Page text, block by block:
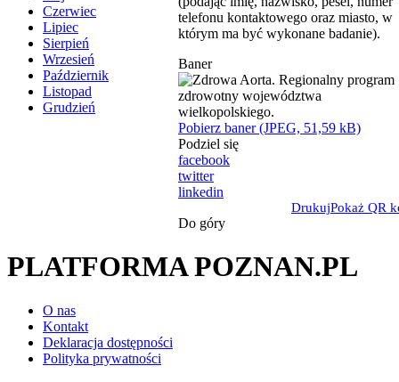
Czerwiec
Lipiec
Sierpień
Wrzesień
Październik
Listopad
Grudzień
telefonu kontaktowego oraz miasto, w
którym ma być wykonane badanie).
Baner
Pobierz baner (JPEG, 51,59 kB)
Podziel się
facebook
twitter
linkedin
DrukujPokaż QR
Do góry
PLATFORMA POZNAN.PL
O nas
Kontakt
Deklaracja dostępności
Polityka prywatności